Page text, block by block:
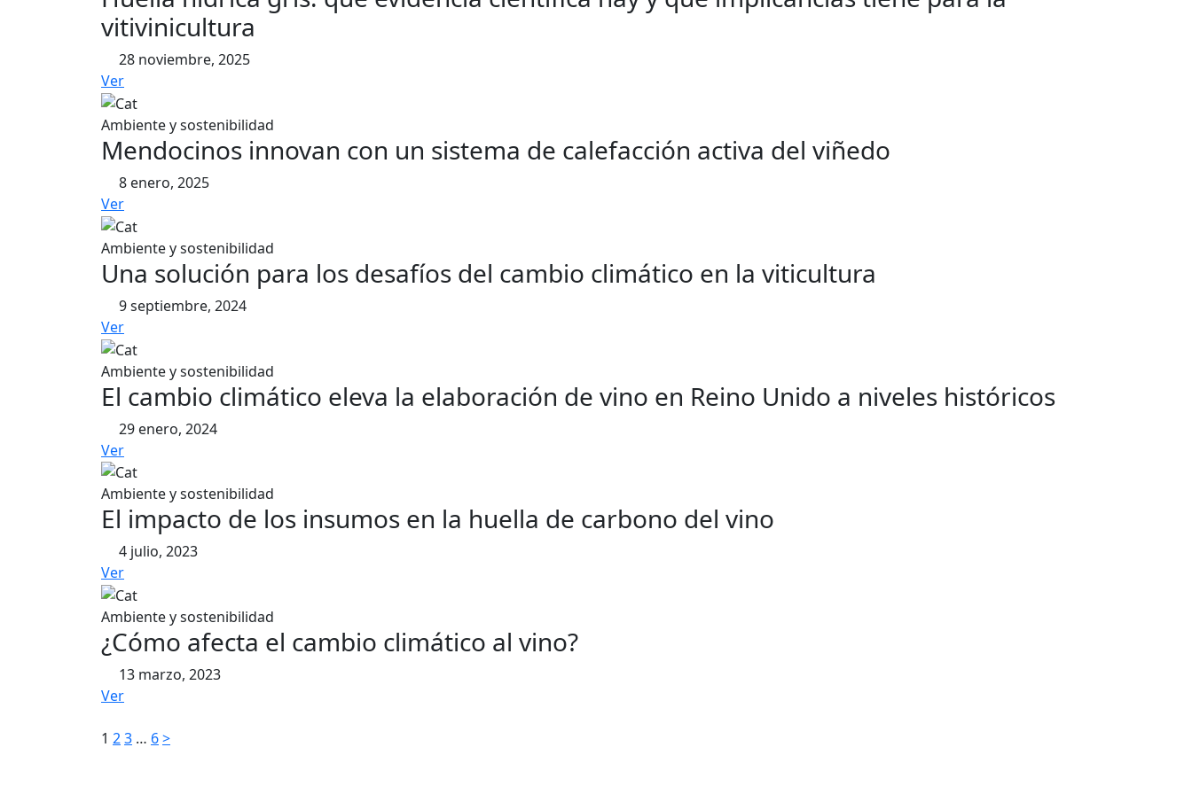
vitivinicultura
28 noviembre, 2025
Ver
Ambiente y sostenibilidad
Mendocinos innovan con un sistema de calefacción activa del viñedo
8 enero, 2025
Ver
Ambiente y sostenibilidad
Una solución para los desafíos del cambio climático en la viticultura
9 septiembre, 2024
Ver
Ambiente y sostenibilidad
El cambio climático eleva la elaboración de vino en Reino Unido a niveles históricos
29 enero, 2024
Ver
Ambiente y sostenibilidad
El impacto de los insumos en la huella de carbono del vino
4 julio, 2023
Ver
Ambiente y sostenibilidad
¿Cómo afecta el cambio climático al vino?
13 marzo, 2023
Ver
Paginación
1 23 … 6>